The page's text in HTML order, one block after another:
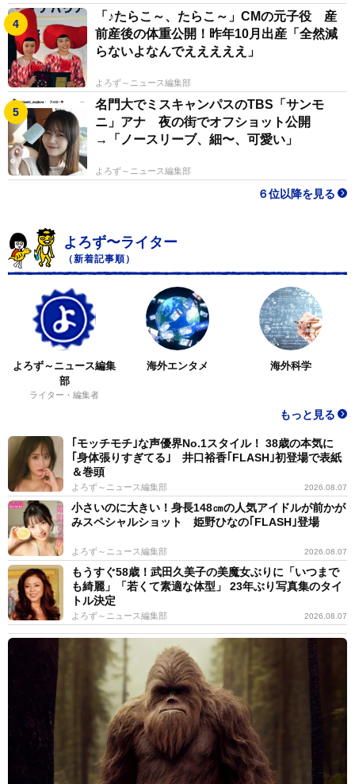
「♪たらこ～、たらこ～」CMの元子役 産
前産後の体重公開！昨年10月出産「全然減
らないよなんでえええええ」
よろず～ニュース編集部
名門大でミスキャンパスのTBS「サンモ
ニ」アナ 夜の街でオフショット公開
→「ノースリーブ、細〜、可愛い」
よろず～ニュース編集部
６位以降を見る
よろず〜ライター
（新着記事順）
よろず～ニュース編集
部
ライター・編集者
海外エンタメ 海外科学
もっと見る
｢モッチモチ｣な声優界No.1スタイル！ 38歳の本気に
｢身体張りすぎてる｣ 井口裕香｢FLASH｣初登場で表紙
＆巻頭
よろず～ニュース編集部 2026.08.07
小さいのに大きい！身長148㎝の人気アイドルが前かが
みスペシャルショット 姫野ひなの｢FLASH｣登場
よろず～ニュース編集部 2026.08.07
もうすぐ58歳！武田久美子の美魔女ぶりに「いつまで
も綺麗」「若くて素適な体型」 23年ぶり写真集のタイ
トル決定
よろず～ニュース編集部 2026.08.07